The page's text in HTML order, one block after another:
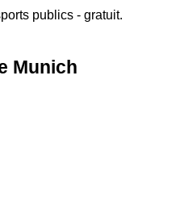
publics - gratuit.
Munich